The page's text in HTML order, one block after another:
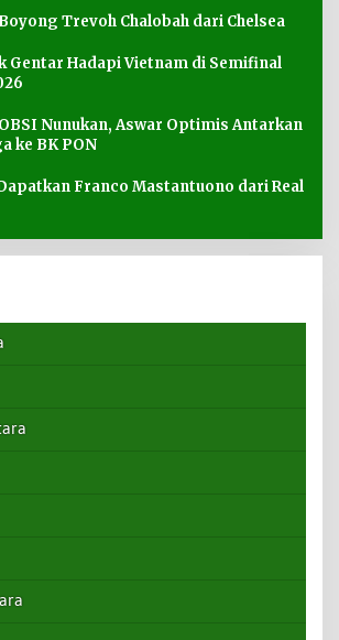
Trevoh Chalobah dari Chelsea
Gentar Hadapi Vietnam di Semifinal
Nunukan, Aswar Optimis Antarkan
ke BK PON
Franco Mastantuono dari Real